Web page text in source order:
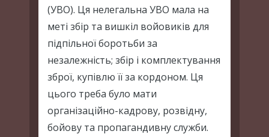
(УВО). Ця нелегальна УВО мала на
меті збір та вишкіл войовиків для
підпільної боротьби за
незалежність; збір і комплектування
зброї, купівлю її за кордоном. Ця
цього треба було мати
організаційно-кадрову, розвідну,
бойову та пропагандивну служби.